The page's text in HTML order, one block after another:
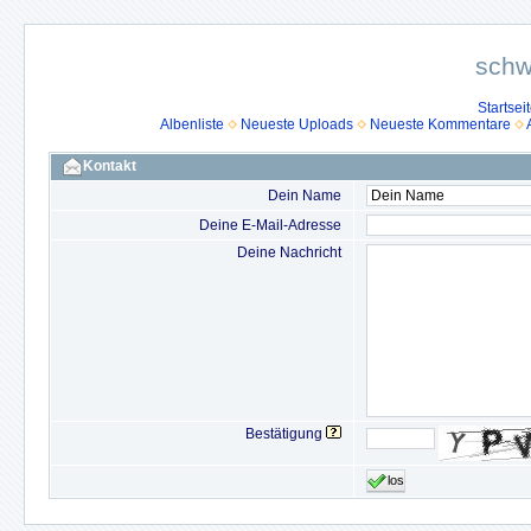
Albenliste
Neueste Uploads Neueste Kommentare
Kontakt
Dein Name
Deine E-Mail-Adresse
Deine Nachricht
Bestätigung
los